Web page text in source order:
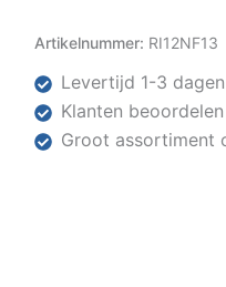
Artikelnummer: RI12NF13
Levertijd 1-3 dagen
Klanten
Groot assortiment